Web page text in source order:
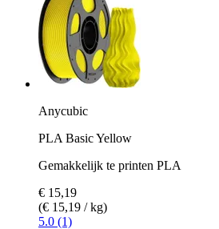
Anycubic
PLA Basic Yellow
Gemakkelijk te printen PLA
€ 15,19
(€ 15,19 / kg)
5.0 (1)